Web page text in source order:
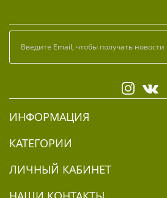
ИНФОРМАЦИЯ
КАТЕГОРИИ
ЛИЧНЫЙ КАБИНЕТ